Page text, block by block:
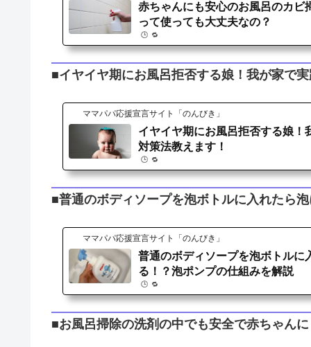
赤ちゃんにも安心のお風呂のカビ
って使っても大丈夫なの？
🕒️ 🔁️
■イヤイヤ期にお風呂拒否する娘！我が家で
ママパパ応援宣言サイト「のんびき」
イヤイヤ期にお風呂拒否する娘！
対策法教えます！
🕒️ 🔁️
■普通のボディソープを泡ボトルに入れたら
ママパパ応援宣言サイト「のんびき」
普通のボディソープを泡ボトルに
る！？泡ポンプの仕組みを解説
🕒️ 🔁️
■お風呂掃除の洗剤の中でも安全で赤ちゃん